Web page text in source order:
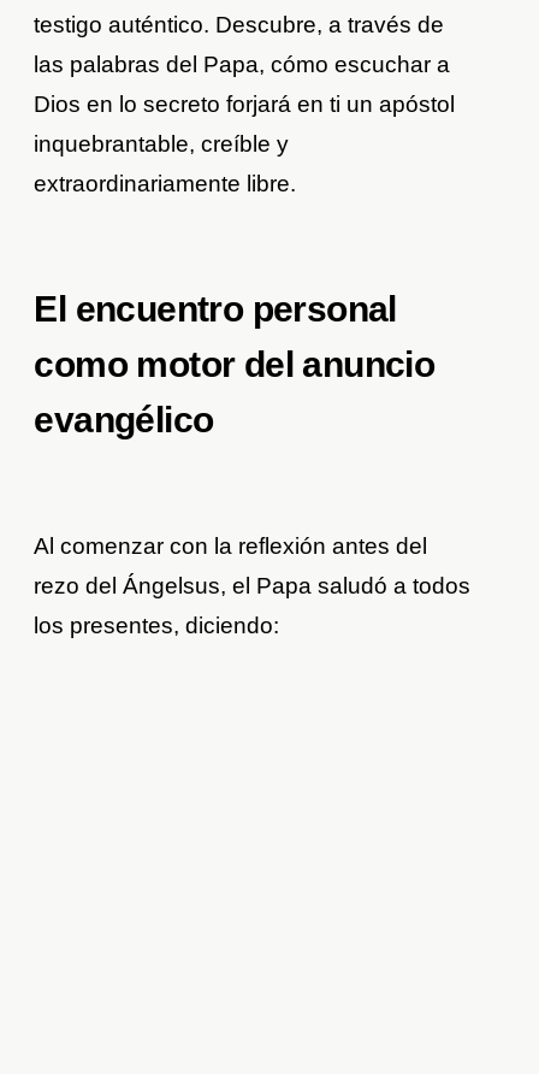
testigo auténtico. Descubre, a través de
las palabras del Papa, cómo escuchar a
Dios en lo secreto forjará en ti un apóstol
inquebrantable, creíble y
extraordinariamente libre.
El encuentro personal
como motor del anuncio
evangélico
Al comenzar con la reflexión antes del
rezo del Ángelsus, el Papa saludó a todos
los presentes, diciendo: